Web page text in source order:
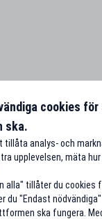
cookies
ska.
tillåta analys- och
upplevelsen, mäta
alla" tillåter du cookies
du "Endast
ska fungera.